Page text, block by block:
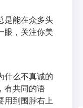
是能在众多头
眼，关注你美
什么不真诚的
有共同的语
用到围脖右上